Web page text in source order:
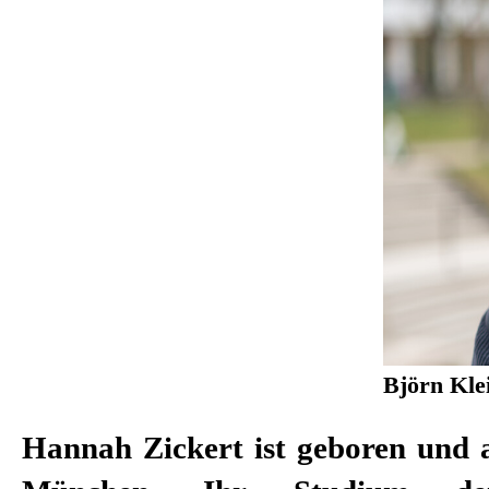
Björn
Hannah Zickert ist geboren und
Stuttgart wo sie u.a. mit